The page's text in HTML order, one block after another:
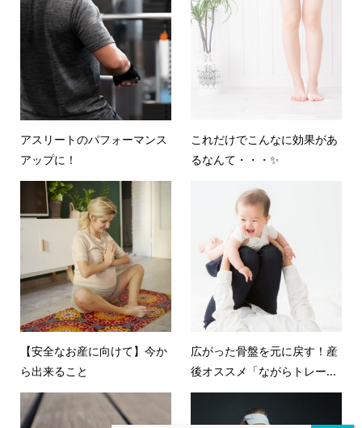
アスリートのパフォーマンス
アップに！
これだけでこんなに効果があ
るなんて・・・✨
【安全なお産に向けて】今か
ら出来ること
広がった骨盤を元に戻す！産
後オススメ「ながらトレー...